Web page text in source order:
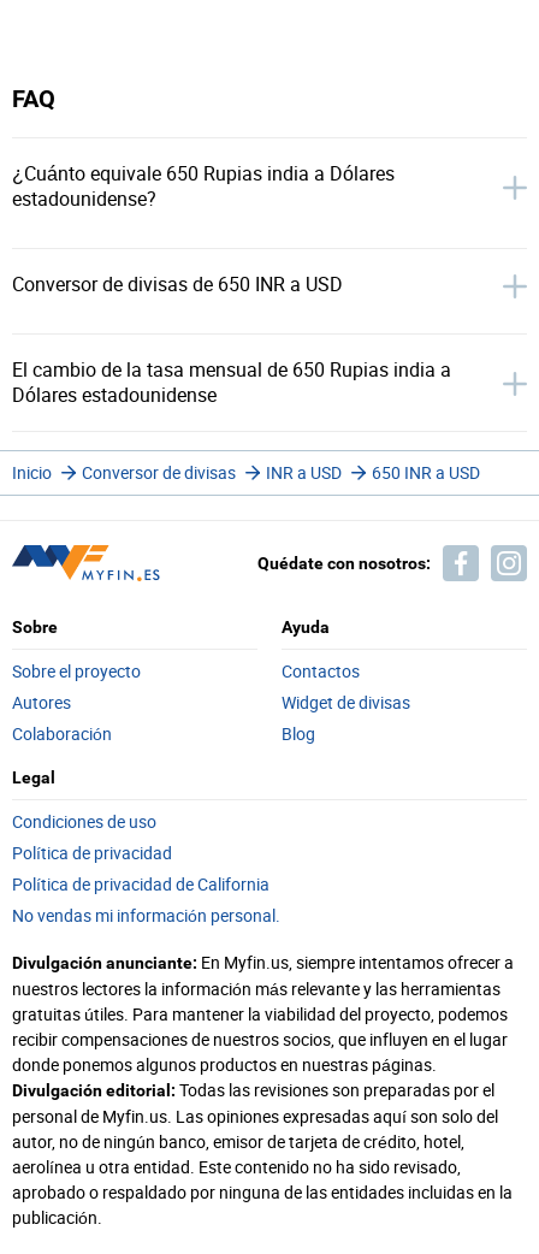
FAQ
¿Cuánto equivale 650 Rupias india a Dólares
estadounidense?
Conversor de divisas de 650 INR a USD
El cambio de la tasa mensual de 650 Rupias india a
Dólares estadounidense
Inicio Conversor de divisas INR a USD 650 INR a USD
Quédate con nosotros:
Sobre
Sobre el proyecto
Autores
Colaboración
Ayuda
Contactos
Widget de divisas
Blog
Legal
Condiciones de uso
Política de privacidad
Política de privacidad de California
No vendas mi información personal.
Divulgación anunciante: En Myfin.us, siempre intentamos ofrecer a
nuestros lectores la información más relevante y las herramientas
gratuitas útiles. Para mantener la viabilidad del proyecto, podemos
recibir compensaciones de nuestros socios, que influyen en el lugar
donde ponemos algunos productos en nuestras páginas.
Divulgación editorial: Todas las revisiones son preparadas por el
personal de Myfin.us. Las opiniones expresadas aquí son solo del
autor, no de ningún banco, emisor de tarjeta de crédito, hotel,
aerolínea u otra entidad. Este contenido no ha sido revisado,
aprobado o respaldado por ninguna de las entidades incluidas en la
publicación.